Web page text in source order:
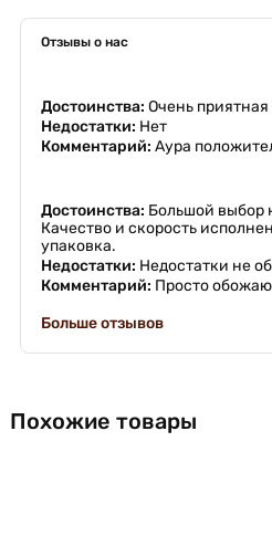
Отзывы о нас
Достоинства: Очень приятная
Недостатки: Нет
Комментарий: Аура
Достоинства: Большой выбор
Качество и скорость
упаковка.
Недостатки: Недостатки не
Комментарий: Просто
Больше отзывов
Похожие товары